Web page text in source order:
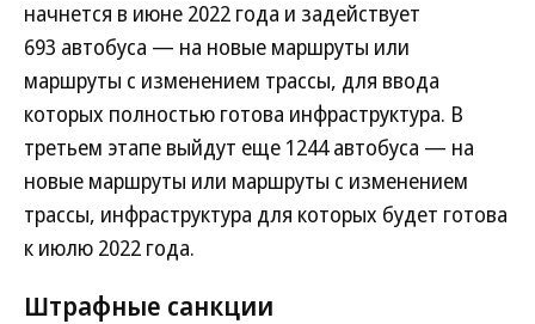
начнется в июне 2022 года и задействует
693 автобуса — на новые маршруты или
маршруты с изменением трассы, для ввода
которых полностью готова инфраструктура. В
третьем этапе выйдут еще 1244 автобуса — на
новые маршруты или маршруты с изменением
трассы, инфраструктура для которых будет готова
к июлю 2022 года.
Штрафные санкции